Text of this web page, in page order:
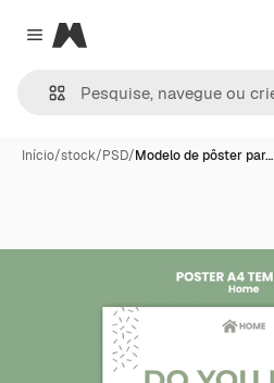
Close menu
Magnific
Início/stock/PSD/Modelo de pôster par…